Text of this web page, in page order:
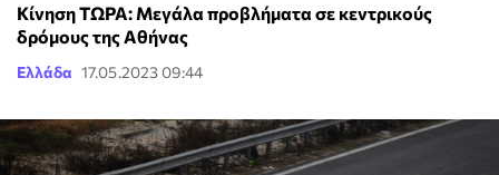
Κίνηση ΤΩΡΑ: Μεγάλα προβλήματα σε κεντρικούς
δρόμους της Αθήνας
Ελλάδα 17.05.2023 09:44